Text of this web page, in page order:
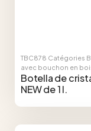
TBC878 Catégories
avec bouchon en
Botella de
NEW de 1 l.